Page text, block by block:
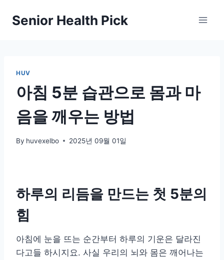
Senior Health Pick
HUV
아침 5분 습관으로 몸과 마
음을 깨우는 방법
By huvexelbo 2025년 09월 01일
하루의 리듬을 만드는 첫 5분의
힘
아침에 눈을 뜨는 순간부터 하루의 기운은 달라진
다고들 하시지요. 사실 우리의 뇌와 몸은 깨어나는